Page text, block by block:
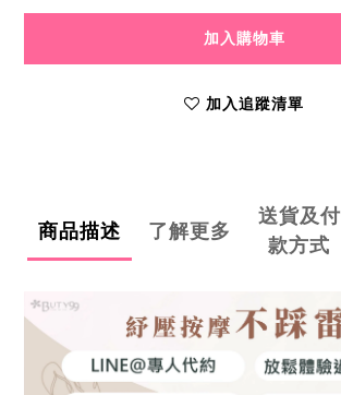
加入購物車
加入追蹤清單
商品描述 了解更多
送貨及付
款方式